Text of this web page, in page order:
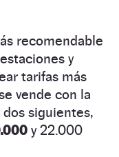
recomendable
y
tarifas más
vende con la
siguientes,
y 22.000